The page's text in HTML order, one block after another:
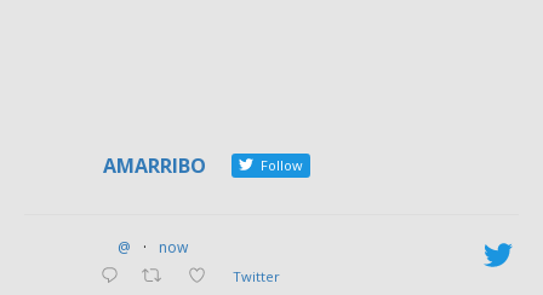
AMARRIBO Follow
@ · now
Twitter